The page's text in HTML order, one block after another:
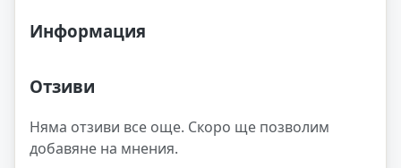
Информация
Отзиви
Няма отзиви все още. Скоро ще позволим
добавяне на мнения.